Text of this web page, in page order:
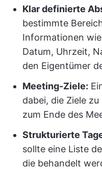
Klar definierte
bestimmte
Informationen
Datum, Uhrzeit,
den Eigentümer
Meeting-Ziele:
dabei, die Ziele
zum Ende des
Strukturierte
sollte eine Liste
die behandelt